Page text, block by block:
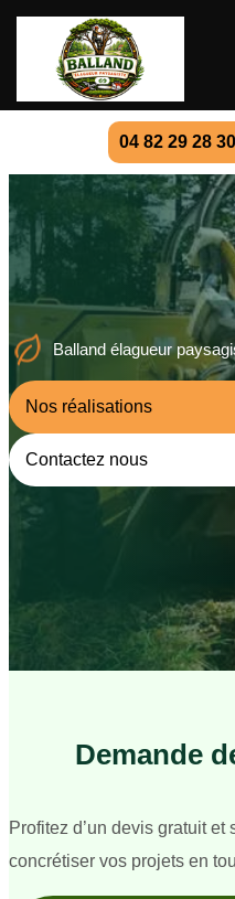
04 82 29 28 30
Balland élagueur
Nos réalisations
Contactez nous
Demande
Profitez d’un devis gratuit
concrétiser vos projets en